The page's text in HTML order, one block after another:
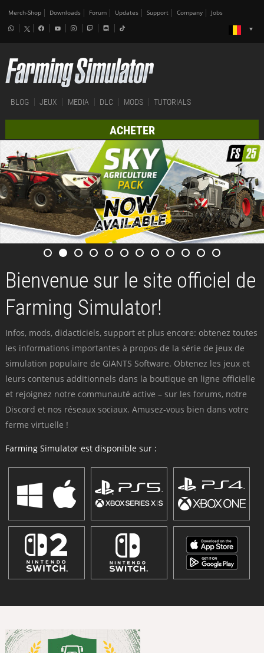
Merch-Shop Downloads Forum Updates Support Company Jobs
BLOG JEUX MEDIA DLC MODS TUTORIALS
ACHETER
Bienvenue sur le site officiel de
Farming Simulator!
Infos, mods, didacticiels, support et plus encore: obtenez toutes
les informations importantes à propos de la série de jeux de
simulation populaire de GIANTS Software. Obtenez les jeux et
leurs contenus additionnels dans la boutique en ligne officielle
et rejoignez notre communauté active – sur les forums, notre
Discord et nos réseaux sociaux. Amusez-vous bien dans votre
ferme virtuelle !
Farming Simulator est disponible sur :